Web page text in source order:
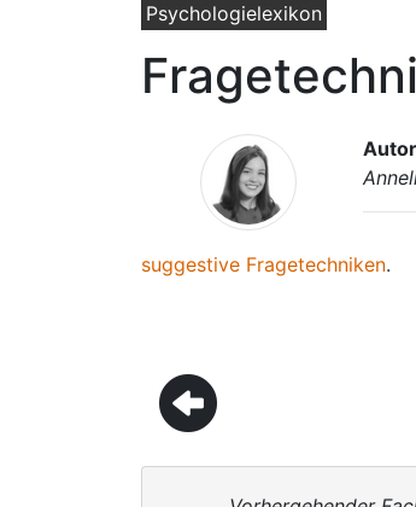
Psychologielexikon
suggestive Fragetechniken.